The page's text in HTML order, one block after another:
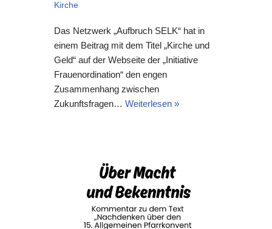
Kirche
Das Netzwerk „Aufbruch SELK“ hat in
einem Beitrag mit dem Titel „Kirche und
Geld“ auf der Webseite der „Initiative
Frauenordination“ den engen
Zusammenhang zwischen
Zukunftsfragen… Weiterlesen »